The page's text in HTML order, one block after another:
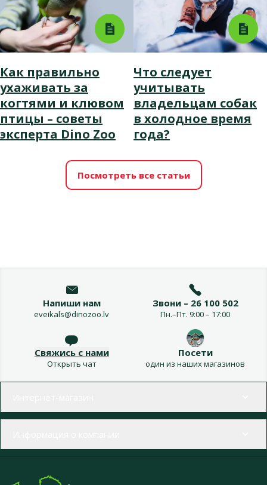
Как правильно
ухаживать за
когтями и клювом
птицы – советы
эксперта Dino Zoo
Что следует
учитывать
владельцам собак
в холодное время
года?
Посмотреть все статьи
Напиши нам
eveikals@dinozoo.lv
Звони – 26 100 502
Пн.–Пт. 9:00 – 17:00
Свяжись с нами
Открыть чат
Посети
один из наших магазинов